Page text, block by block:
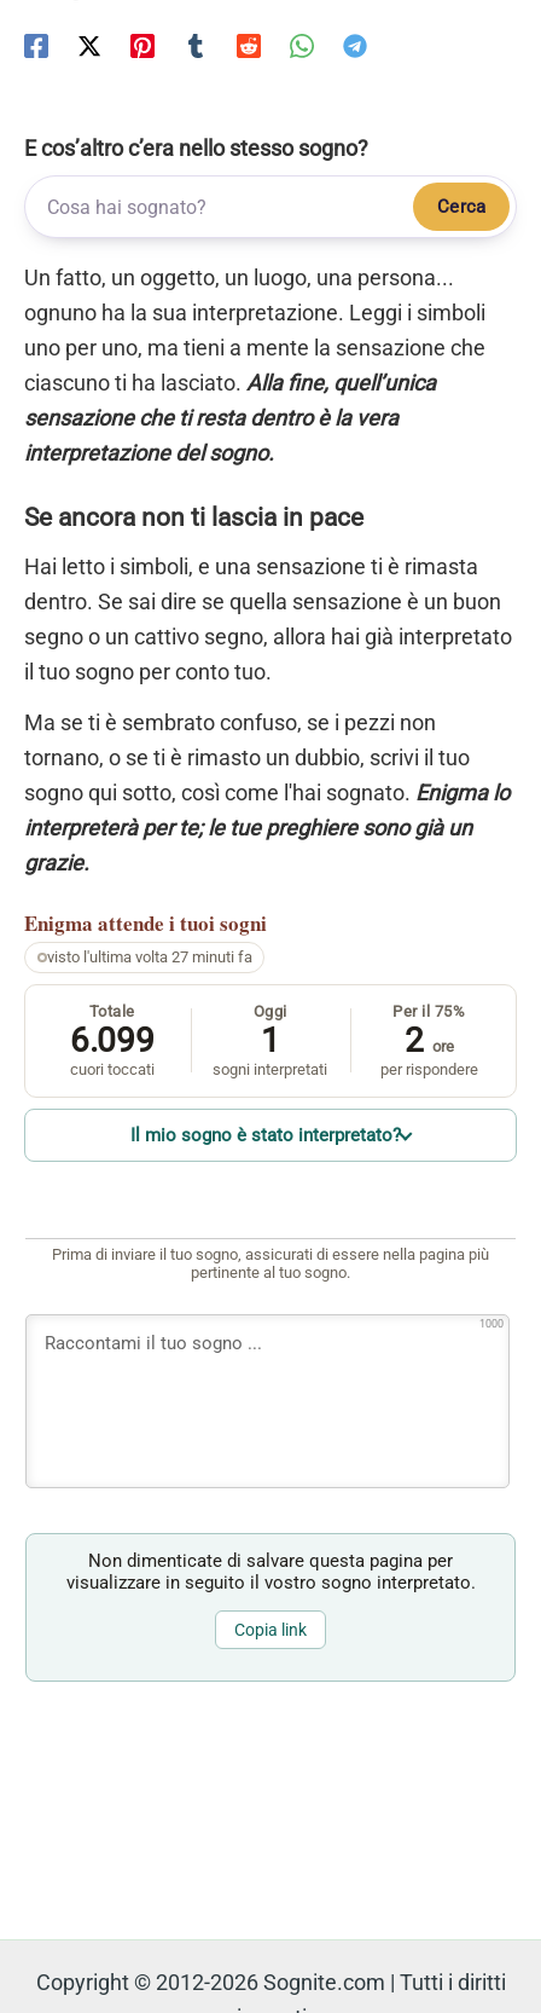
E cos’altro c’era nello stesso sogno?
Cerca
Un fatto, un oggetto, un luogo, una persona...
ognuno ha la sua interpretazione. Leggi i simboli
uno per uno, ma tieni a mente la sensazione che
ciascuno ti ha lasciato. Alla fine, quell’unica
sensazione che ti resta dentro è la vera
interpretazione del sogno.
Se ancora non ti lascia in pace
Hai letto i simboli, e una sensazione ti è rimasta
dentro. Se sai dire se quella sensazione è un buon
segno o un cattivo segno, allora hai già interpretato
il tuo sogno per conto tuo.
Ma se ti è sembrato confuso, se i pezzi non
tornano, o se ti è rimasto un dubbio, scrivi il tuo
sogno qui sotto, così come l'hai sognato. Enigma lo
interpreterà per te; le tue preghiere sono già un
grazie.
Enigma attende i tuoi sogni
visto l'ultima volta 27 minuti fa
Totale
6.099
cuori toccati
Oggi
1
sogni interpretati
Per il 75%
2 ore
per rispondere
Il mio sogno è stato interpretato?
Prima di inviare il tuo sogno, assicurati di essere nella pagina più
pertinente al tuo sogno.
1000
Non dimenticate di salvare questa pagina per
visualizzare in seguito il vostro sogno interpretato.
Copia link
Copyright © 2012-2026 Sognite.com | Tutti i diritti